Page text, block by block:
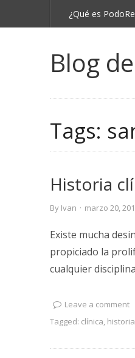
¿Qué es
Blog
Tags:
Historia
By Ivan · marzo 20,
Existe mucha
propiciado la
cualquier
Leave a comment
Tagged: clínica,